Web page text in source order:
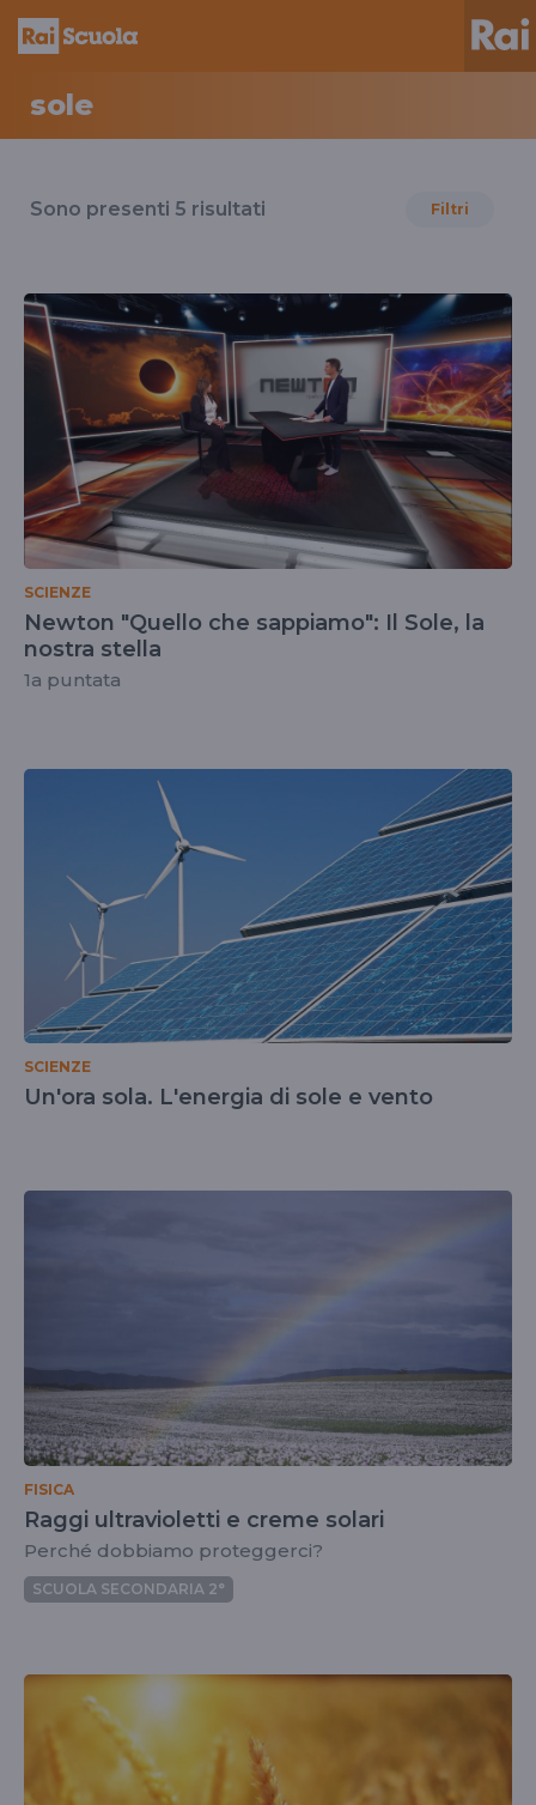
sole
il
sole
Sono presenti 5 risultati Filtri
SCIENZE
Newton "Quello che sappiamo": Il Sole, la
nostra stella
1a puntata
SCIENZE
Un'ora sola. L'energia di sole e vento
FISICA
Raggi ultravioletti e creme solari
Perché dobbiamo proteggerci?
SCUOLA SECONDARIA 2°